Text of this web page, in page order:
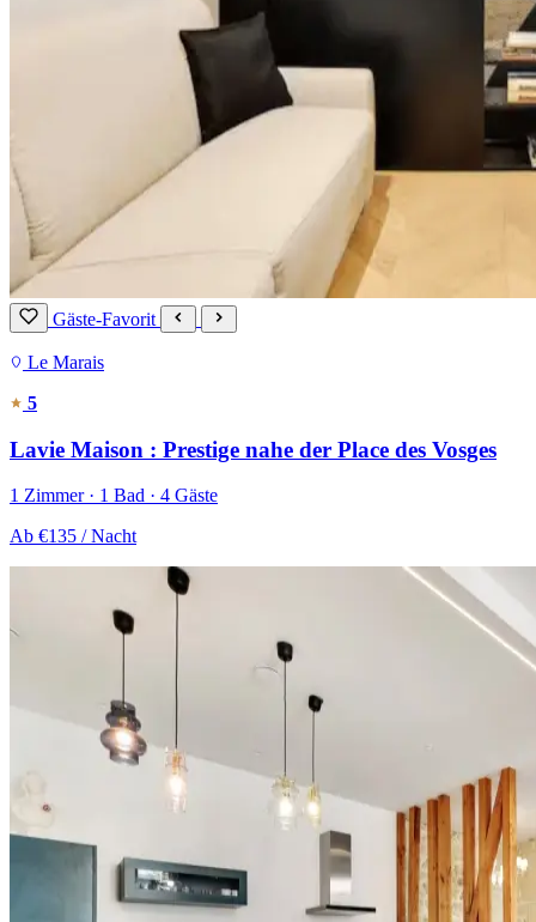
Gäste-Favorit
Le Marais
5
Lavie Maison : Prestige nahe der Place des Vosges
1 Zimmer · 1 Bad · 4 Gäste
Ab €135 / Nacht